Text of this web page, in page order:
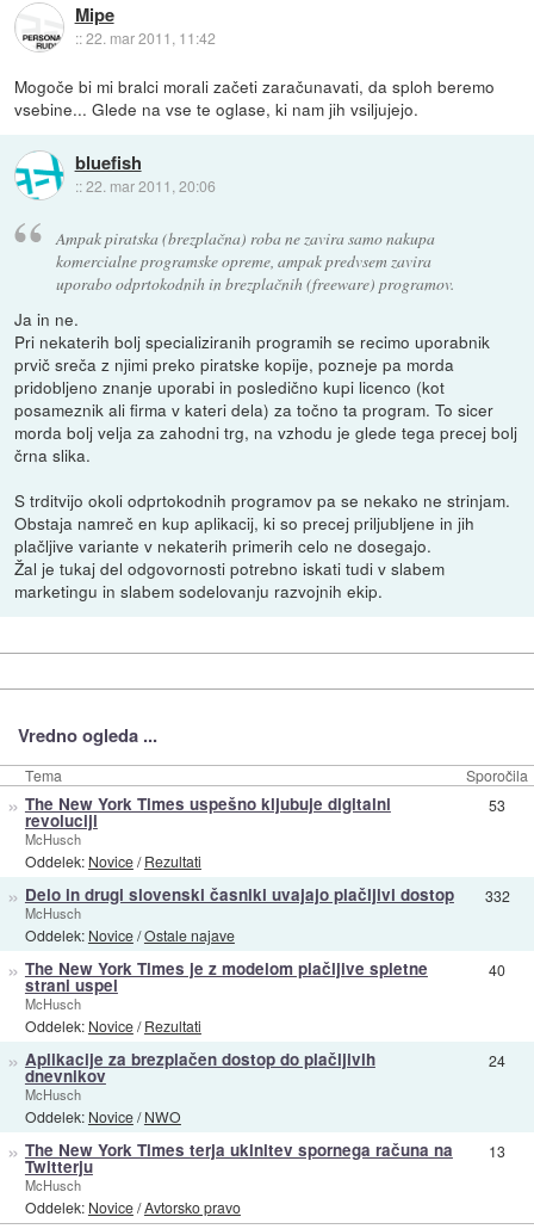
Mipe
::22. mar 2011, 11:42
Mogoče bi mi bralci morali začeti zaračunavati, da sploh beremo
vsebine... Glede na vse te oglase, ki nam jih vsiljujejo.
bluefish
::22. mar 2011, 20:06
Ampak piratska (brezplačna) roba ne zavira samo nakupa
komercialne programske opreme, ampak predvsem zavira
uporabo odprtokodnih in brezplačnih (freeware) programov.
Ja in ne.
Pri nekaterih bolj specializiranih programih se recimo uporabnik
prvič sreča z njimi preko piratske kopije, pozneje pa morda
pridobljeno znanje uporabi in posledično kupi licenco (kot
posameznik ali firma v kateri dela) za točno ta program. To sicer
morda bolj velja za zahodni trg, na vzhodu je glede tega precej bolj
črna slika.
S trditvijo okoli odprtokodnih programov pa se nekako ne strinjam.
Obstaja namreč en kup aplikacij, ki so precej priljubljene in jih
plačljive variante v nekaterih primerih celo ne dosegajo.
Žal je tukaj del odgovornosti potrebno iskati tudi v slabem
marketingu in slabem sodelovanju razvojnih ekip.
Vredno ogleda ...
Tema Sporočila
» The New York Times uspešno kljubuje digitalni
revoluciji
McHusch
Oddelek: Novice/Rezultati
53
» Delo in drugi slovenski časniki uvajajo plačljivi dostop
McHusch
Oddelek: Novice/Ostale najave
332
» The New York Times je z modelom plačljive spletne
strani uspel
McHusch
Oddelek: Novice/Rezultati
40
» Aplikacije za brezplačen dostop do plačljivih
dnevnikov
McHusch
Oddelek: Novice/NWO
24
» The New York Times terja ukinitev spornega računa na
Twitterju
McHusch
Oddelek: Novice/Avtorsko pravo
13